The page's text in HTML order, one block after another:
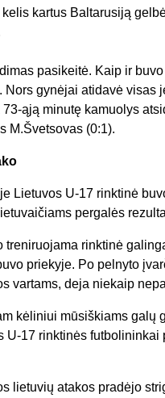
kartus Baltarusiją
pasikeitė. Kaip ir
Nors gynėjai atidavė
ąją minutę kamuolys
M.Švetsovas (0:1).
Lietuvos U-17 rinktinė
pergalės
treniruojama rinktinė
priekyje. Po pelnyto
vartams, deja niekaip
kėliniui mūsiškiams galų
U-17 rinktinės
lietuvių atakos pradėjo